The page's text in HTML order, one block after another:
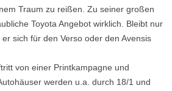
Traum zu reißen. Zu seiner großen
Toyota Angebot wirklich. Bleibt nur
sich für den Verso oder den Avensis
von einer Printkampagne und
werden u.a. durch 18/1 und